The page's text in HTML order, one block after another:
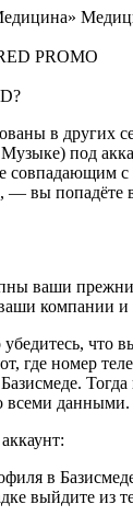
PROMO
в других
под
совпадающим
— вы попадёте
ваши
компании и
убедитесь,
где номер
Тогда
всеми данными.
в
выйдите из